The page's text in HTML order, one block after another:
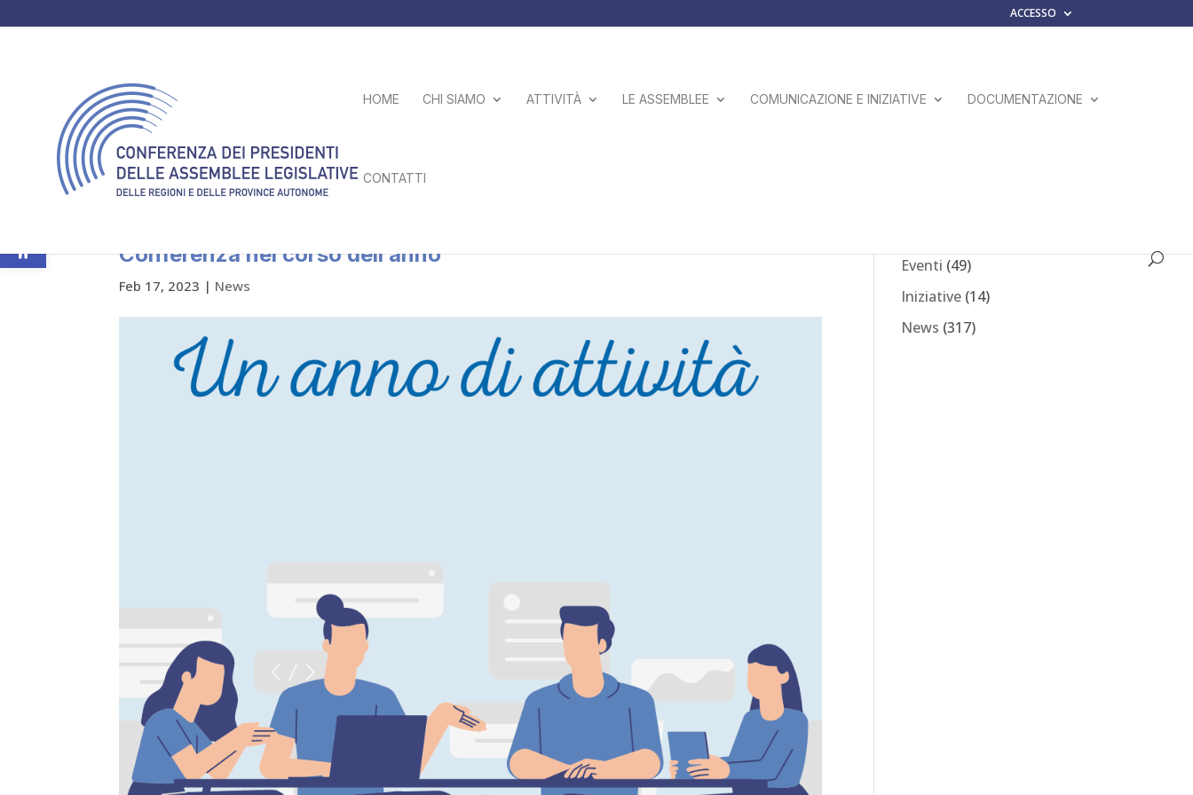
ACCESSO
HOME CHI SIAMO ATTIVITÀ LE ASSEMBLEE COMUNICAZIONE E INIZIATIVE DOCUMENTAZIONE
CONTATTI
Conferenza nel corso dell’anno
Feb 17, 2023 | News
Eventi (49)
Iniziative (14)
News (317)